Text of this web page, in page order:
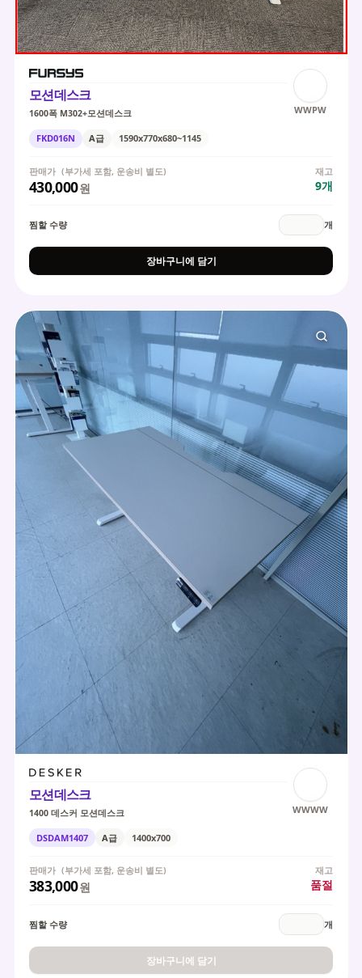
모션데스크
1600폭 M302+모션데스크 WWPW
FKD016N A급 1590x770x680~1145
판매가 (부가세 포함, 운송비 별도)
430,000원
재고
9개
찜할 수량 개
장바구니에 담기
모션데스크
1400 데스커 모션데스크 WWWW
DSDAM1407 A급 1400x700
판매가 (부가세 포함, 운송비 별도)
383,000원
재고
품절
찜할 수량 개
장바구니에 담기